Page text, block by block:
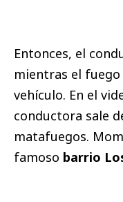
Entonces, el
mientras el
vehículo. En el
conductora sale
matafuegos.
famoso barrio